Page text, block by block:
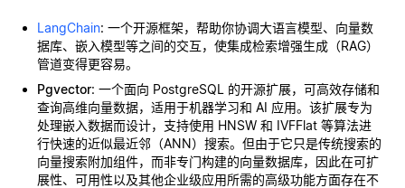
LangChain: 一个开源框架，帮助你协调大语言模型、向量数
据库、嵌入模型等之间的交互，使集成检索增强生成（RAG）
管道变得更容易。
Pgvector: 一个面向 PostgreSQL 的开源扩展，可高效存储和
查询高维向量数据，适用于机器学习和 AI 应用。该扩展专为
处理嵌入数据而设计，支持使用 HNSW 和 IVFFlat 等算法进
行快速的近似最近邻（ANN）搜索。但由于它只是传统搜索的
向量搜索附加组件，而非专门构建的向量数据库，因此在可扩
展性、可用性以及其他企业级应用所需的高级功能方面存在不